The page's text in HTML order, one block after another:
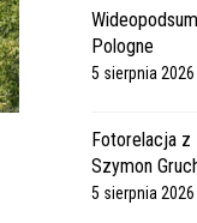
Pologne
5 sierpnia 2026
Fotorelacja z
Szymon
5 sierpnia 2026